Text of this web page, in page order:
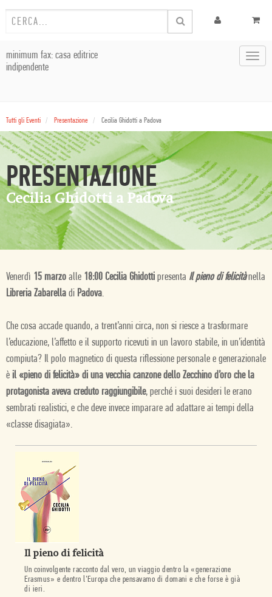
minimum fax: casa editrice
indipendente
Tutti gli Eventi Presentazione Cecilia Ghidotti a Padova
PRESENTAZIONE
Cecilia Ghidotti a Padova
Venerdì 15 marzo alle 18:00 Cecilia Ghidotti presenta Il pieno di felicitànella
Libreria Zabarella di Padova.
Che cosa accade quando, a trent’anni circa, non si riesce a trasformare
l’educazione, l’affetto e il supporto ricevuti in un lavoro stabile, in un’identità
compiuta? Il polo magnetico di questa riflessione personale e generazionale
è il «pieno di felicità» di una vecchia canzone dello Zecchino d’oro che la
protagonista aveva creduto raggiungibile, perché i suoi desideri le erano
sembrati realistici, e che deve invece imparare ad adattare ai tempi della
«classe disagiata».
Il pieno di felicità
Un coinvolgente racconto dal vero, un viaggio dentro la «generazione
Erasmus» e dentro l’Europa che pensavamo di domani e che forse è già
di ieri.